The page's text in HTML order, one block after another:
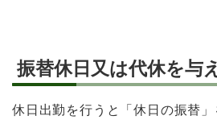
振替休日又は代休を与
休日出勤を行うと「休日の振替